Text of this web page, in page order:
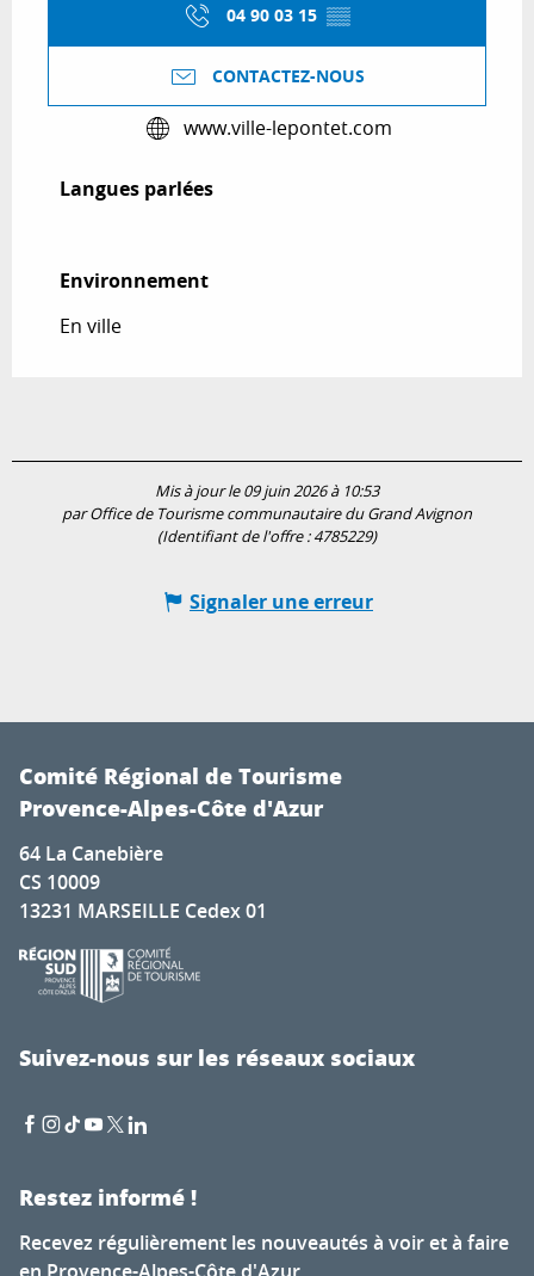
04 90 03 15 ▒▒
CONTACTEZ-NOUS
www.ville-lepontet.com
Langues parlées
Langues parlées
Environnement
Environnement
En ville
Mis à jour le 09 juin 2026 à 10:53
par Office de Tourisme communautaire du Grand Avignon
(Identifiant de l'offre :4785229)
Signaler une erreur
Comité Régional de Tourisme
Provence-Alpes-Côte d'Azur
64 La Canebière
CS 10009
13231 MARSEILLE Cedex 01
Suivez-nous sur les réseaux sociaux
Restez informé !
Recevez régulièrement les nouveautés à voir et à faire